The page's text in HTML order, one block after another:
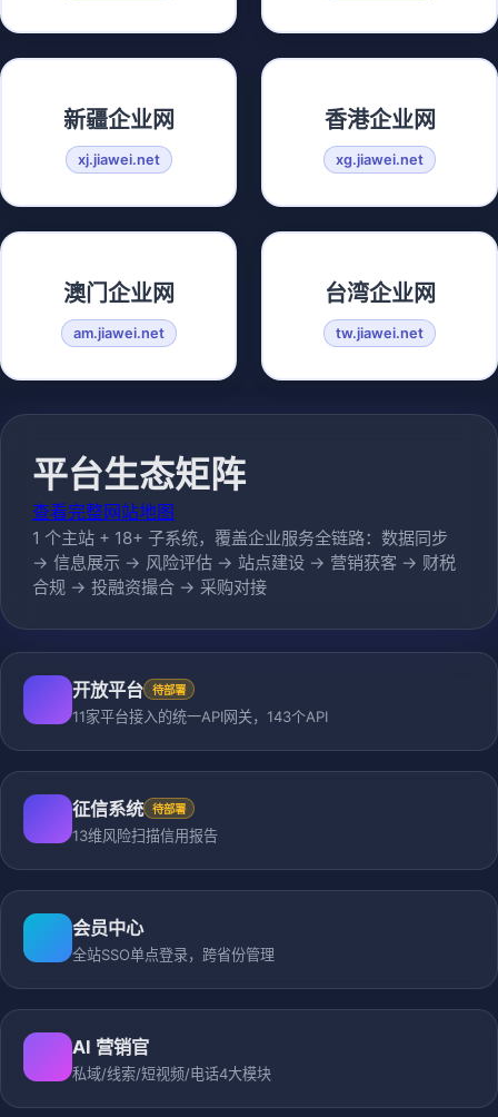
新疆企业网
xj.jiawei.net
香港企业网
xg.jiawei.net
澳门企业网
am.jiawei.net
台湾企业网
tw.jiawei.net
平台生态矩阵
查看完整网站地图
1 个主站 + 18+ 子系统，覆盖企业服务全链路：数据同步
→ 信息展示 → 风险评估 → 站点建设 → 营销获客 → 财税
合规 → 投融资撮合 → 采购对接
开放平台 待部署
11家平台接入的统一API网关，143个API
征信系统 待部署
13维风险扫描信用报告
会员中心
全站SSO单点登录，跨省份管理
AI 营销官
私域/线索/短视频/电话4大模块